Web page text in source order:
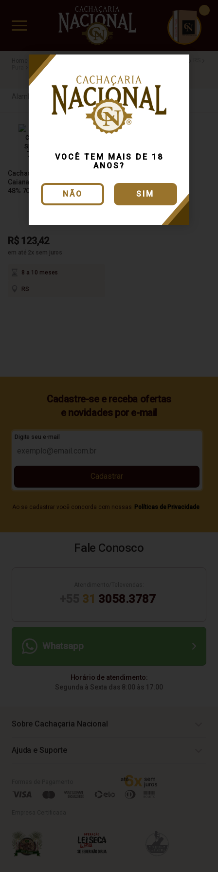
VOCÊ TEM MAIS DE 18
ANOS?
NÃO SIM
www.cachacarianacional.com.br
CUIDADO FRÁGIL
Cachaça
48% R$100 a R$200
Alambique Artesanal
Cachaça Hartmann Cana
Caiana Prata Special Edition
48% 700ml
R$ 123,42
em até 2x sem juros
8 a 10 meses
RS
Cadastre-se e receba ofertas
e novidades por e-mail
Digite seu e-mail
Ao se cadastrar você concorda com nossas Políticas de Privacidade
Cadastrar
Fale Conosco
31 3058.3787
Whatsapp
Horário de atendimento:
Segunda à Sexta das 8:00 às 17:00
Sobre Cachaçaria Nacional
Ajuda e Suporte